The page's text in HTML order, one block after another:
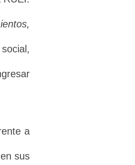
a
sus